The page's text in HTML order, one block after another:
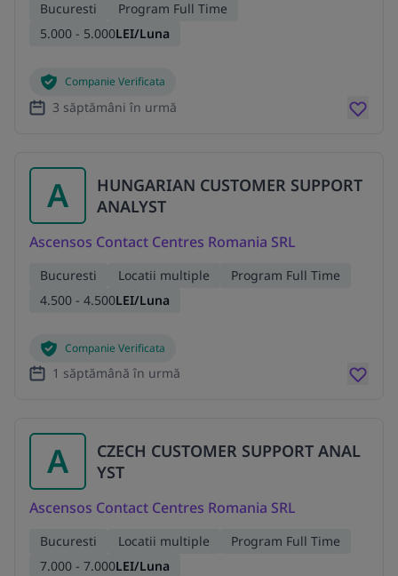
Bucuresti
Program Full Time
5.000 - 5.000LEI/Luna
Companie Verificata
3 săptămâni în urmă
A
HUNGARIAN CUSTOMER SUPPORT
ANALYST
Ascensos Contact Centres Romania SRL
Bucuresti Locatii multiple
Program Full Time
4.500 - 4.500LEI/Luna
Companie Verificata
1 săptămână în urmă
A
CZECH CUSTOMER SUPPORT ANAL
YST
Ascensos Contact Centres Romania SRL
Bucuresti Locatii multiple
Program Full Time
7.000 - 7.000LEI/Luna